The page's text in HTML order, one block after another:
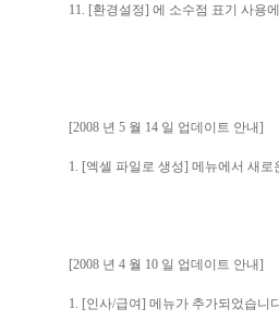
11. [환경설정] 에 소수점 표기 사용
[2008 년 5 월 14 일 업데이트 안내]
1. [엑셀 파일로 생성] 메뉴에서 새
[2008 년 4 월 10 일 업데이트 안내]
1. [인사/급여] 메뉴가 추가되었습니